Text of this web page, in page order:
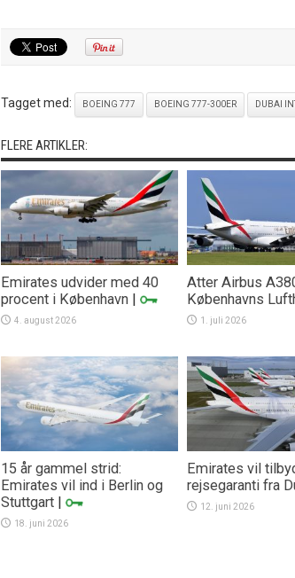
Tagget med: BOEING 777 BOEING 777-300ER DUBAI
FLERE ARTIKLER:
Emirates udvider med 40
procent i København |
4. august 2026
Atter Airbus
Københavns
1. juli 2026
15 år gammel strid:
Emirates vil ind i Berlin og
Stuttgart |
18. juni 2026
Emirates vil
rejsegaranti fra
12. juni 2026